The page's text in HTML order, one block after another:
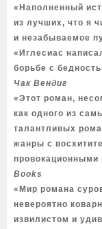
«Наполненный
из лучших, что я
и незабываемое
«Иглесиас
борьбе с
Чак Вендиг
«Этот роман,
как одного из
талантливых
жанры с
провокационными
Books
«Мир романа
невероятно
извилистом и